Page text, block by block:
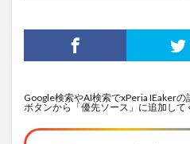
Google検索やAI検索でxPeria IEaker
ボタンから「優先ソース」に追加して